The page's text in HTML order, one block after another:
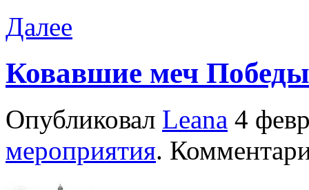
Далее
Ковавшие меч Победы
Опубликовал Leana 4
мероприятия.